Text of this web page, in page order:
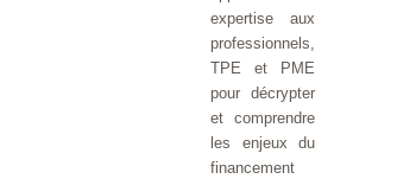
expertise aux
professionnels,
TPE et PME
pour décrypter
et comprendre
les enjeux du
financement